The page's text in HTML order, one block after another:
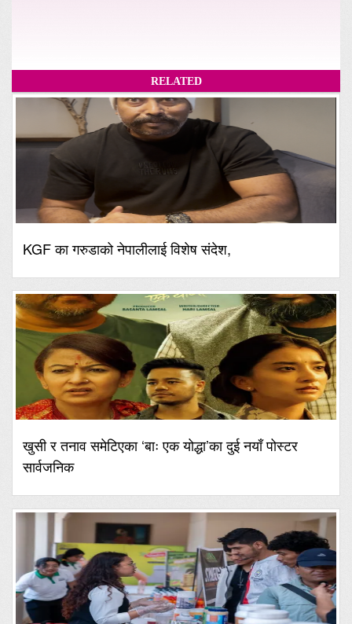
RELATED
KGF का गरुडाको नेपालीलाई विशेष संदेश,
खुसी र तनाव समेटिएका ‘बाः एक योद्धा’का दुई नयाँ पोस्टर
सार्वजनिक